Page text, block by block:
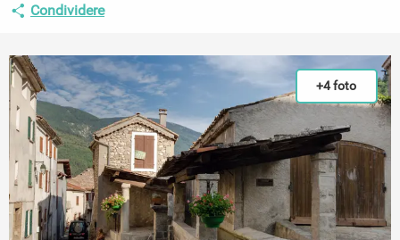
Condividere
+4 foto